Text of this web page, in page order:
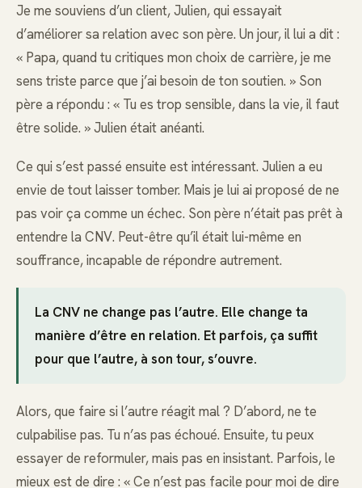
Je me souviens d’un client, Julien, qui essayait
d’améliorer sa relation avec son père. Un jour, il lui a dit :
« Papa, quand tu critiques mon choix de carrière, je me
sens triste parce que j’ai besoin de ton soutien. » Son
père a répondu : « Tu es trop sensible, dans la vie, il faut
être solide. » Julien était anéanti.
Ce qui s’est passé ensuite est intéressant. Julien a eu
envie de tout laisser tomber. Mais je lui ai proposé de ne
pas voir ça comme un échec. Son père n’était pas prêt à
entendre la CNV. Peut-être qu’il était lui-même en
souffrance, incapable de répondre autrement.
La CNV ne change pas l’autre. Elle change ta
manière d’être en relation. Et parfois, ça suffit
pour que l’autre, à son tour, s’ouvre.
Alors, que faire si l’autre réagit mal ? D’abord, ne te
culpabilise pas. Tu n’as pas échoué. Ensuite, tu peux
essayer de reformuler, mais pas en insistant. Parfois, le
mieux est de dire : « Ce n’est pas facile pour moi de dire